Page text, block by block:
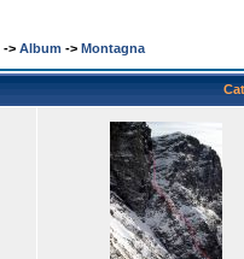
-> Album -> Montagna